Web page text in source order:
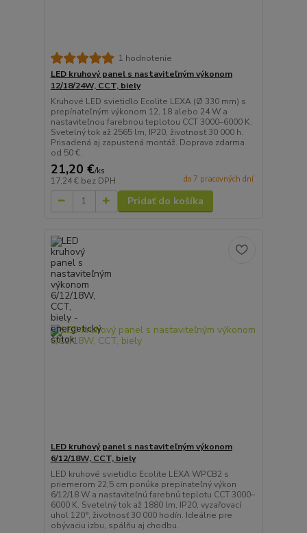
1 hodnotenie
LED kruhový panel s nastaviteľným výkonom
12/18/24W, CCT, biely
Kruhové LED svietidlo Ecolite LEXA (Ø 330 mm) s
prepínateľným výkonom 12, 18 alebo 24 W a
nastaviteľnou farebnou teplotou CCT 3000–6000 K.
Svetelný tok až 2565 lm, IP20, životnosť 30 000 h.
Prisadená aj zapustená montáž. Doprava zdarma
od 50 €.
21,20 €/ks
17,24 € bez DPH do 7 pracovných dní
Pridať do košíka
LED kruhový panel s nastaviteľným výkonom
6/12/18W, CCT, biely
LED kruhové svietidlo Ecolite LEXA WPCB2 s
priemerom 22,5 cm ponúka prepínateľný výkon
6/12/18 W a nastaviteľnú farebnú teplotu CCT 3000–
6000 K. Svetelný tok až 1880 lm, IP20, vyzařovací
uhol 120°, životnosť 30 000 hodín. Ideálne pre
obývaciu izbu, spálňu aj chodbu.